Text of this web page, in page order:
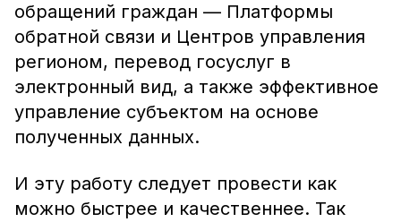
обращений граждан — Платформы
обратной связи и Центров управления
регионом, перевод госуслуг в
электронный вид, а также эффективное
управление субъектом на основе
полученных данных.
И эту работу следует провести как
можно быстрее и качественнее. Так